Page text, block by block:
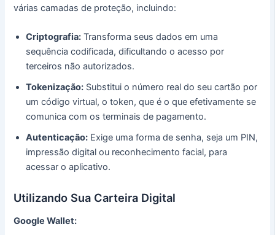
várias camadas de proteção, incluindo:
Criptografia: Transforma seus dados em uma
sequência codificada, dificultando o acesso por
terceiros não autorizados.
Tokenização: Substitui o número real do seu cartão por
um código virtual, o token, que é o que efetivamente se
comunica com os terminais de pagamento.
Autenticação: Exige uma forma de senha, seja um PIN,
impressão digital ou reconhecimento facial, para
acessar o aplicativo.
Utilizando Sua Carteira Digital
Google Wallet: